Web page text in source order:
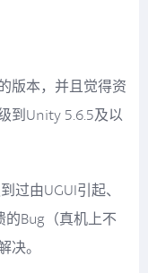
版本，并且觉得资
到Unity 5.6.5及以
过由UGUI引起、
Bug（真机上不
决。